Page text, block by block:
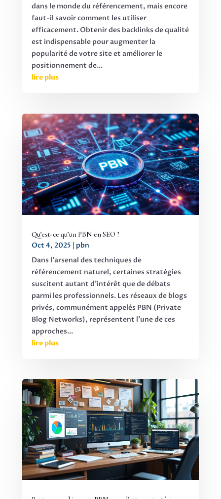
dans le monde du référencement, mais encore
faut-il savoir comment les utiliser
efficacement. Obtenir des backlinks de qualité
est indispensable pour augmenter la
popularité de votre site et améliorer le
positionnement de...
lire plus
Qu’est-ce qu’un PBN en SEO ?
Oct 4, 2025 | pbn
Dans l'arsenal des techniques de
référencement naturel, certaines stratégies
suscitent autant d'intérêt que de débats
parmi les professionnels. Les réseaux de blogs
privés, communément appelés PBN (Private
Blog Networks), représentent l'une de ces
approches...
lire plus